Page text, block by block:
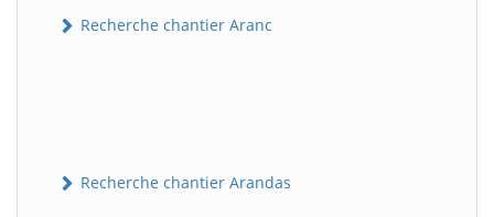
Recherche chantier Aranc
Recherche chantier Arandas